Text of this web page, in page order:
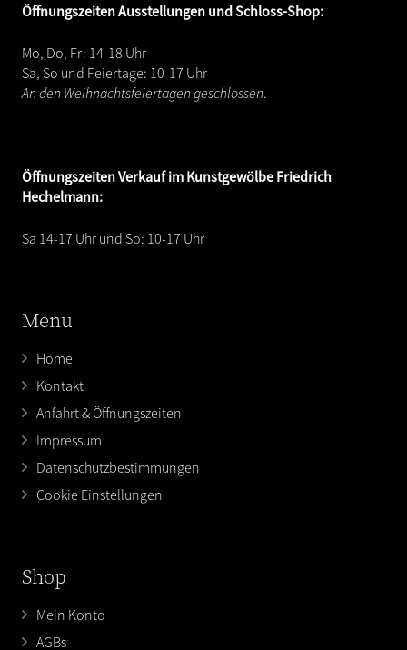
Öffnungszeiten Ausstellungen und Schloss-Shop:
Mo, Do, Fr: 14-18 Uhr
Sa, So und Feiertage: 10-17 Uhr
An den Weihnachtsfeiertagen geschlossen.
ÖffnungszeitenVerkauf im Kunstgewölbe Friedrich
Hechelmann:
Sa 14-17 Uhr und So: 10-17 Uhr
Menu
Home
Kontakt
Anfahrt & Öffnungszeiten
Impressum
Datenschutzbestimmungen
Cookie Einstellungen
Shop
Mein Konto
AGBs